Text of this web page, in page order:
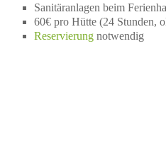
Sanitäranlagen beim
60€ pro Hütte (24 Stunden,
Reservierung notwendig